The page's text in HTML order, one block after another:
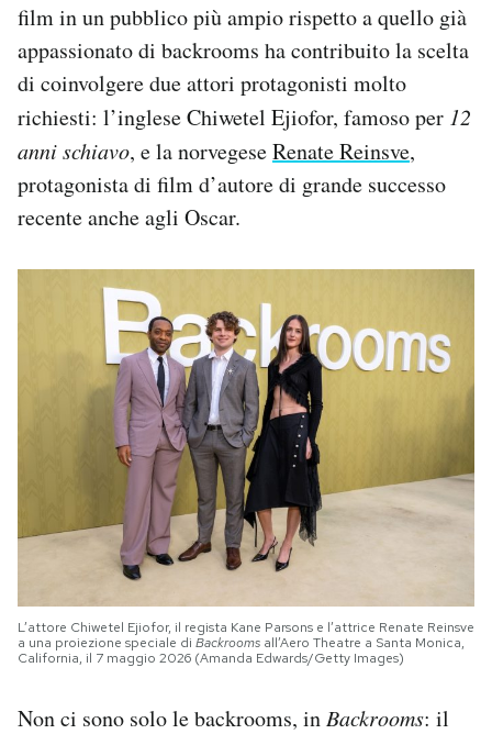
film in un pubblico più ampio rispetto a quello già
appassionato di backrooms ha contribuito la scelta
di coinvolgere due attori protagonisti molto
richiesti: l’inglese Chiwetel Ejiofor, famoso per 12
anni schiavo, e la norvegeseRenate Reinsve,
protagonista di film d’autore di grande successo
recente anche agli Oscar.
L’attore Chiwetel Ejiofor, il regista Kane Parsons e l’attrice Renate Reinsve
a una proiezione speciale di Backrooms all’Aero Theatre a Santa Monica,
California, il 7 maggio 2026 (Amanda Edwards/Getty Images)
Non ci sono solo le backrooms, in Backrooms: il